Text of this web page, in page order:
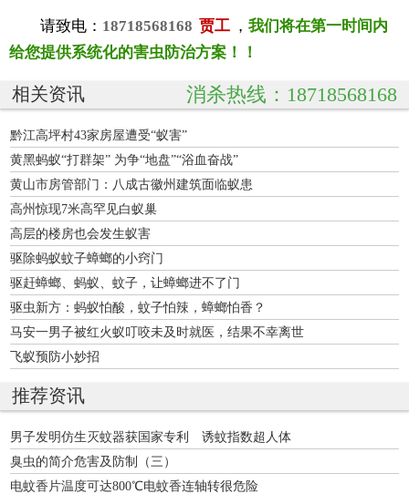
请致电： 18718568168 贾工 ， 我们将在第一时间内
给您提供系统化的害虫防治方案！！
相关资讯 消杀热线：18718568168
黔江高坪村43家房屋遭受“蚁害”
黄黑蚂蚁“打群架” 为争“地盘”“浴血奋战”
黄山市房管部门：八成古徽州建筑面临蚁患
高州惊现7米高罕见白蚁巢
高层的楼房也会发生蚁害
驱除蚂蚁蚊子蟑螂的小窍门
驱赶蟑螂、蚂蚁、蚊子，让蟑螂进不了门
驱虫新方：蚂蚁怕酸，蚊子怕辣，蟑螂怕香？
马安一男子被红火蚁叮咬未及时就医，结果不幸离世
飞蚁预防小妙招
推荐资讯
男子发明仿生灭蚊器获国家专利 诱蚊指数超人体
臭虫的简介危害及防制（三）
电蚊香片温度可达800℃电蚊香连轴转很危险